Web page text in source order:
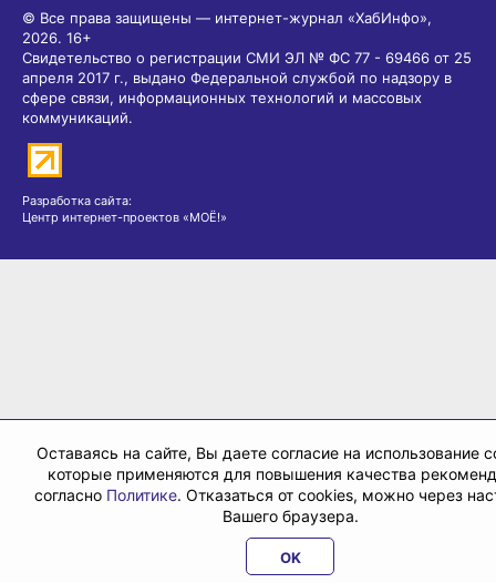
© Все права защищены — интернет-журнал «ХабИнфо»,
2026. 16+
Свидетельство о регистрации СМИ ЭЛ № ФС 77 - 69466 от 25
апреля 2017 г., выдано Федеральной службой по надзору в
сфере связи, информационных технологий и массовых
коммуникаций.
Разработка сайта:
Центр интернет-проектов «МОЁ!»
Оставаясь на сайте, Вы даете согласие на использование
которые применяются для повышения качества
согласно Политике. Отказаться от cookies, можно через
Вашего браузера.
OK